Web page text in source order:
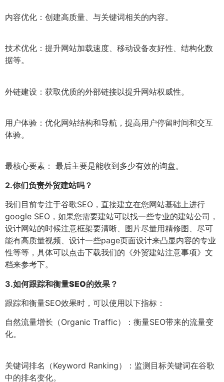
内容优化：创建高质量、与关键词相关的内容。
技术优化：提升网站加载速度、移动设备友好性、结构化数
据等。
外链建设：获取优质的外部链接以提升网站权威性。
用户体验：优化网站结构和导航，提高用户停留时间和交互
体验。
最核心要素： 最后主要是能收到多少有效的询盘。
2.你们负责外贸建站吗？
我们目前专注于谷歌SEO，直接建立在您网站基础上进行
google SEO，如果您需要建站可以找一些专业的建站公司，
设计网站的时候注意框架要清晰、图片尽量用精修图、尽可
能有高质量视频、设计一些page页面设计来凸显内容的专业
性等等，具体可以点击下载我们的《外贸建站注意事项》文
档来参考下。
3.如何跟踪和衡量SEO的效果？
跟踪和衡量SEO效果时，可以使用以下指标：
自然流量增长（Organic Traffic）：衡量SEO带来的流量变
化。
关键词排名（Keyword Ranking）：监测目标关键词在谷歌
中的排名变化。